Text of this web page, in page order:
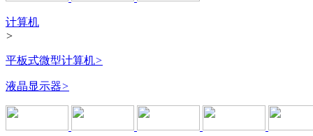
计算机
>
平板式微型计算机>
液晶显示器>